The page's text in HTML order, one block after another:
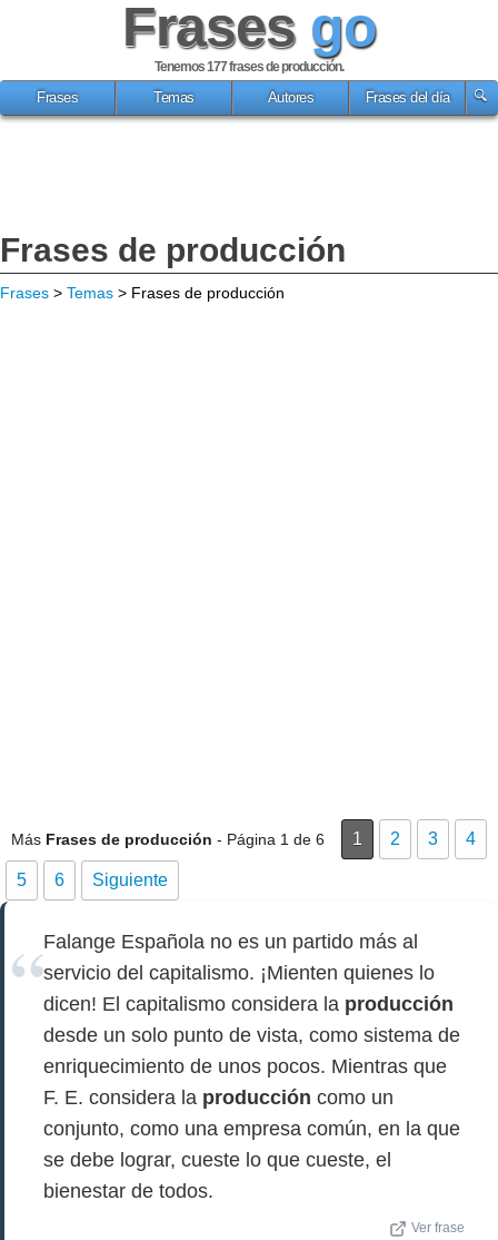
Frases go
Tenemos 177frases de producción.
Frases
Temas Autores Frases del día
Frases de producción
Frases > Temas > Frases de producción
Más Frases de producción - Página 1 de 6 1 2 3 4
5 6 Siguiente
Falange Española no es un partido más al
servicio del capitalismo. ¡Mienten quienes lo
dicen! El capitalismo considera la producción
desde un solo punto de vista, como sistema de
enriquecimiento de unos pocos. Mientras que
F. E. considera la producción como un
conjunto, como una empresa común, en la que
se debe lograr, cueste lo que cueste, el
bienestar de todos.
Ver frase